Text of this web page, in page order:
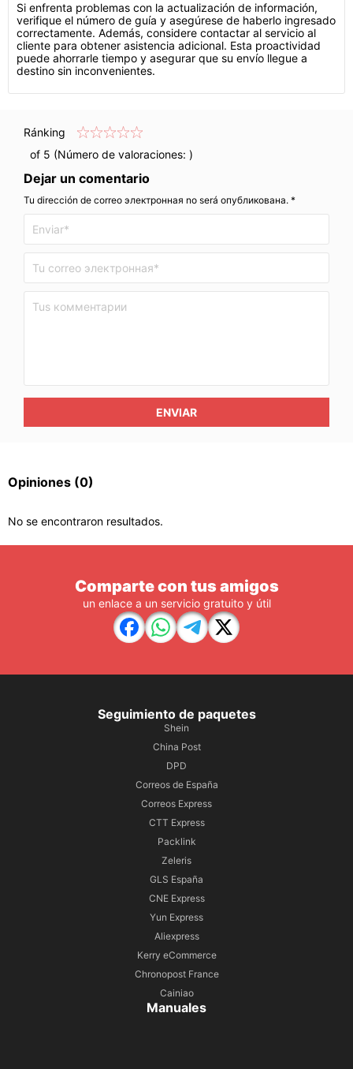
Si enfrenta problemas con la actualización de información,
verifique el número de guía y asegúrese de haberlo ingresado
correctamente. Además, considere contactar al servicio al
cliente para obtener asistencia adicional. Esta proactividad
puede ahorrarle tiempo y asegurar que su envío llegue a
destino sin inconvenientes.
Ránking
of 5 (Número de valoraciones: )
Dejar un comentario
Tu dirección de correo электронная no será опубликована. *
ENVIAR
Opiniones (0)
No se encontraron resultados.
Comparte con tus amigos
un enlace a un servicio gratuito y útil
Seguimiento de paquetes
Shein
China Post
DPD
Correos de España
Correos Express
CTT Express
Packlink
Zeleris
GLS España
CNE Express
Yun Express
Aliexpress
Kerry eCommerce
Chronopost France
Cainiao
Manuales